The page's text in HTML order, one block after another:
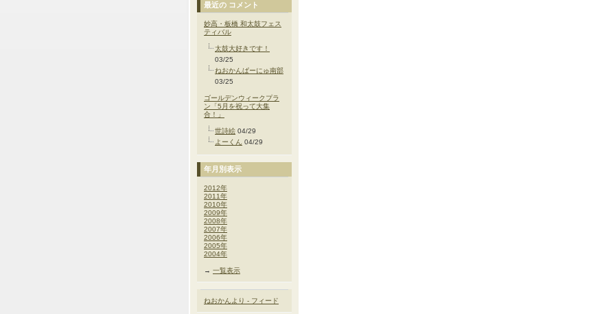
最近の コメント
妙高・板橋 和太鼓フェス
ティバル
太鼓大好きです！
03/25
ねおかんぱーにゅ南部
03/25
ゴールデンウィークプラ
ン「5月を祝って大集
合！」
世詩絵 04/29
よーくん
04/29
年月別表示
2012年
2011年
2010年
2009年
2008年
2007年
2006年
2005年
2004年
→ 一覧表示
ねおかんより - フィード